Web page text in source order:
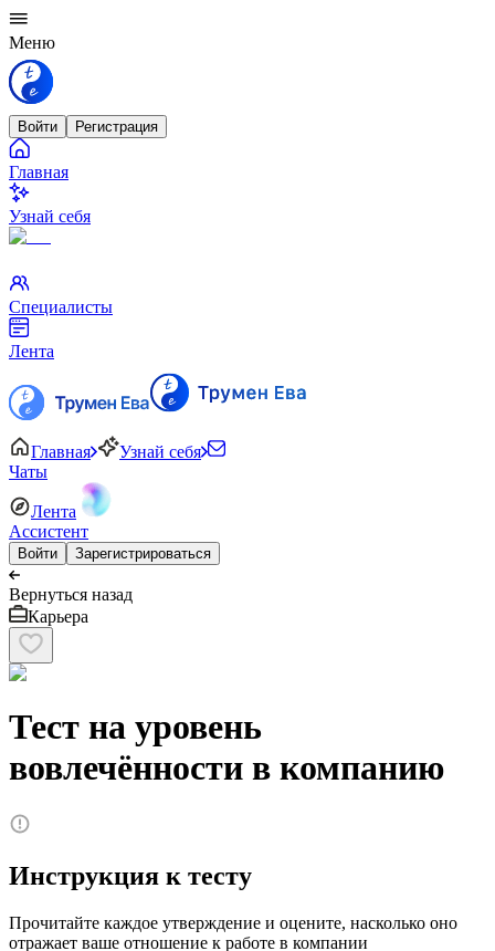
Меню
Войти Регистрация
Главная
Узнай себя
Специалисты
Лента
Главная
Узнай себя
Чаты
Лента
Ассистент
Войти Зарегистрироваться
Вернуться назад
Карьера
Тест на уровень
вовлечённости в компанию
Инструкция к тесту
Прочитайте каждое утверждение и оцените, насколько оно
отражает ваше отношение к работе в компании